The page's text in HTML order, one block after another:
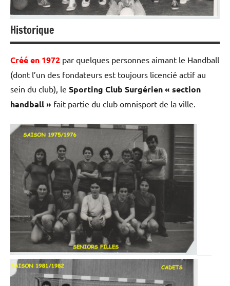
Historique
Créé en 1972 par quelques personnes aimant le Handball
(dont l’un des fondateurs est toujours licencié actif au
sein du club), le Sporting Club Surgérien « section
handball » fait partie du club omnisport de la ville.